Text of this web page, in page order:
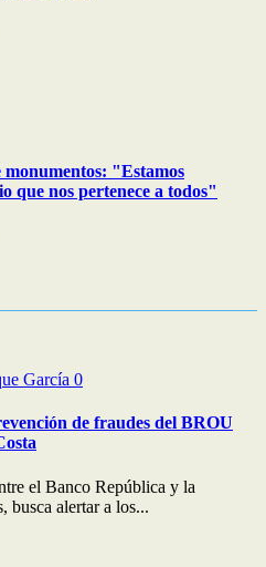
"Estamos
que nos pertenece a todos"
García 0
de fraudes del BROU
el Banco República y la
busca alertar a los...